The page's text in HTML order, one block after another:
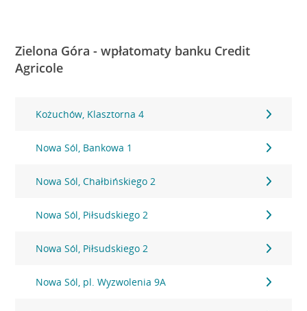
Zielona Góra - wpłatomaty banku Credit
Agricole
Kożuchów, Klasztorna 4
Nowa Sól, Bankowa 1
Nowa Sól, Chałbińskiego 2
Nowa Sól, Piłsudskiego 2
Nowa Sól, Piłsudskiego 2
Nowa Sól, pl. Wyzwolenia 9A